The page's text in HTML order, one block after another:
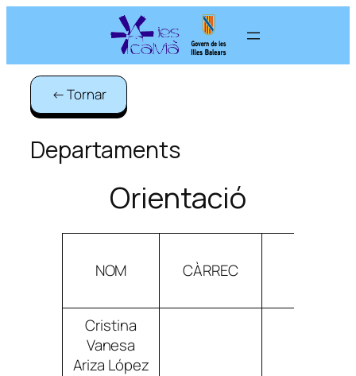
← Tornar
Departaments
Orientació
NOM CÀRREC
Cristina
Vanesa
Ariza López